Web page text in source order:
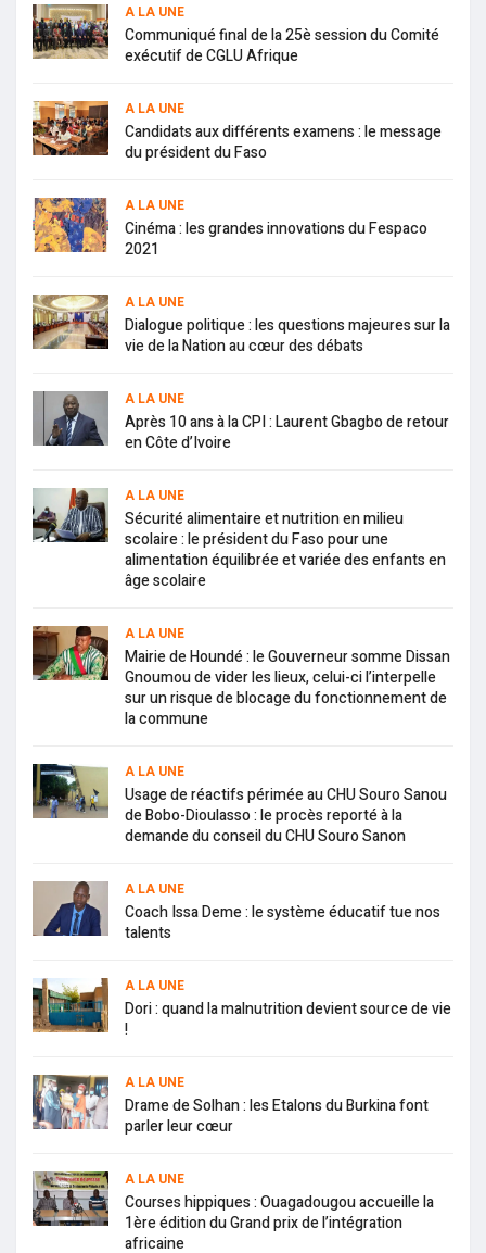
A LA UNE
Communiqué final de la 25è session du Comité
exécutif de CGLU Afrique
A LA UNE
Candidats aux différents examens : le message
du président du Faso
A LA UNE
Cinéma : les grandes innovations du Fespaco
2021
A LA UNE
Dialogue politique : les questions majeures sur la
vie de la Nation au cœur des débats
A LA UNE
Après 10 ans à la CPI : Laurent Gbagbo de retour
en Côte d’Ivoire
A LA UNE
Sécurité alimentaire et nutrition en milieu
scolaire : le président du Faso pour une
alimentation équilibrée et variée des enfants en
âge scolaire
A LA UNE
Mairie de Houndé : le Gouverneur somme Dissan
Gnoumou de vider les lieux, celui-ci l’interpelle
sur un risque de blocage du fonctionnement de
la commune
A LA UNE
Usage de réactifs périmée au CHU Souro Sanou
de Bobo-Dioulasso : le procès reporté à la
demande du conseil du CHU Souro Sanon
A LA UNE
Coach Issa Deme : le système éducatif tue nos
talents
A LA UNE
Dori : quand la malnutrition devient source de vie
!
A LA UNE
Drame de Solhan : les Etalons du Burkina font
parler leur cœur
A LA UNE
Courses hippiques : Ouagadougou accueille la
1ère édition du Grand prix de l’intégration
africaine